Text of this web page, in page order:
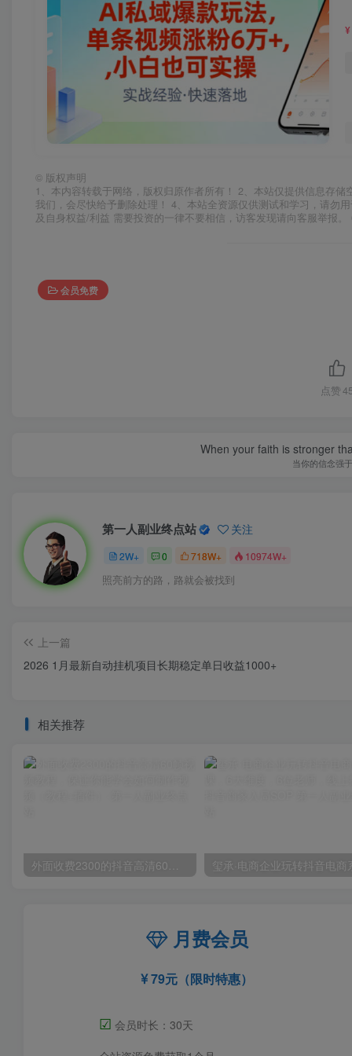
¥
© 版权声明
1、本内容转载于网络，版权归原作者所有！ 2、本站仅提供信息存
我们，会尽快给予删除处理！ 4、本站全资源仅供测试和学习，请勿
及自身权益/利益 需要投资的一律不要相信，访客发现请向客服举报
会员免费
点赞
When your faith is stronger
当你的信念强
第一人副业终点站 关注
2W+ 0 718W+ 10974W+
照亮前方的路，路就会被找到
上一篇
2026 1月最新自动挂机项目长期稳定单日收益1000+
相关推荐
外面收费2300的抖音高清60帧视频教程，保证你能学会如何制作视频（教程+插件）
月费会员
79元（限时特惠）
☑ 会员时长：30天